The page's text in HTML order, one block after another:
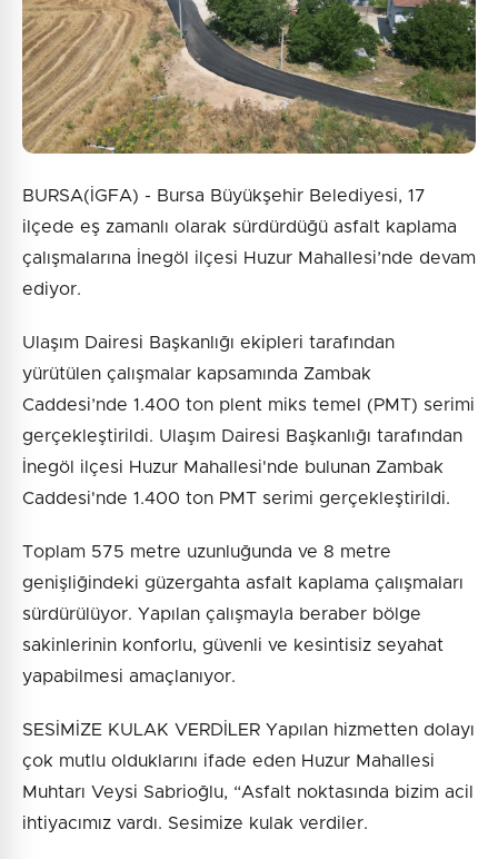
BURSA(İGFA) - Bursa Büyükşehir Belediyesi, 17
ilçede eş zamanlı olarak sürdürdüğü asfalt kaplama
çalışmalarına İnegöl ilçesi Huzur Mahallesi’nde devam
ediyor.
Ulaşım Dairesi Başkanlığı ekipleri tarafından
yürütülen çalışmalar kapsamında Zambak
Caddesi’nde 1.400 ton plent miks temel (PMT) serimi
gerçekleştirildi. Ulaşım Dairesi Başkanlığı tarafından
İnegöl ilçesi Huzur Mahallesi'nde bulunan Zambak
Caddesi'nde 1.400 ton PMT serimi gerçekleştirildi.
Toplam 575 metre uzunluğunda ve 8 metre
genişliğindeki güzergahta asfalt kaplama çalışmaları
sürdürülüyor. Yapılan çalışmayla beraber bölge
sakinlerinin konforlu, güvenli ve kesintisiz seyahat
yapabilmesi amaçlanıyor.
SESİMİZE KULAK VERDİLER Yapılan hizmetten dolayı
çok mutlu olduklarını ifade eden Huzur Mahallesi
Muhtarı Veysi Sabrioğlu, “Asfalt noktasında bizim acil
ihtiyacımız vardı. Sesimize kulak verdiler.